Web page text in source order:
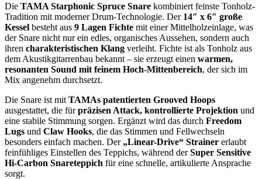
Die TAMA Starphonic Spruce Snare kombiniert feinste Tonholz-
Tradition mit moderner Drum-Technologie. Der 14″ x 6″ große
Kessel besteht aus 9 Lagen Fichte mit einer Mittelholzeinlage, was
der Snare nicht nur ein edles, organisches Aussehen, sondern auch
ihren charakteristischen Klang verleiht. Fichte ist als Tonholz aus
dem Akustikgitarrenbau bekannt – sie erzeugt einen warmen,
resonanten Sound mit feinem Hoch-Mittenbereich, der sich im
Mix angenehm durchsetzt.
Die Snare ist mit TAMAs patentierten Grooved Hoops
ausgestattet, die fürpräzisen Attack, kontrollierte Projektion und
eine stabile Stimmung sorgen. Ergänzt wird das durch Freedom
Lugs und Claw Hooks, die das Stimmen und Fellwechseln
besonders einfach machen. Der „Linear-Drive“ Strainer erlaubt
feinfühliges Einstellen des Teppichs, während derSuper Sensitive
Hi-Carbon Snareteppich für eine schnelle, artikulierte Ansprache
sorgt.